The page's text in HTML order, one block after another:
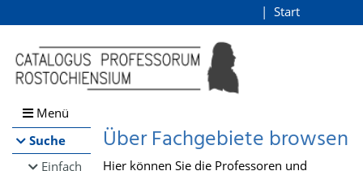
Browsen
direkt zum Inhalt
Start
Menü
Suche
Einfach
Über Fachgebiete browsen
Hier können Sie die Professoren und